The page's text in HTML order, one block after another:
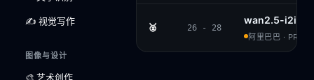
✍️ 视觉写作
图像与设计
🎨 艺术创作
🥈 26 - 28
wan2.5-i2i-
阿里巴巴 ·